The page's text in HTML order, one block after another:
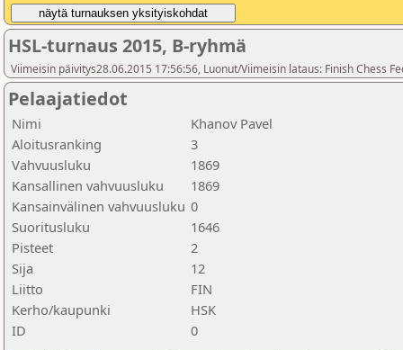
HSL-turnaus 2015, B-ryhmä
Viimeisin päivitys28.06.2015 17:56:56, Luonut/Viimeisin lataus: Finish Chess
Pelaajatiedot
Nimi
Khanov Pavel
Aloitusranking
3
Vahvuusluku
1869
Kansallinen vahvuusluku
1869
Kansainvälinen vahvuusluku 0
Suoritusluku
1646
Pisteet
2
Sija
12
Liitto
FIN
Kerho/kaupunki
HSK
ID
0